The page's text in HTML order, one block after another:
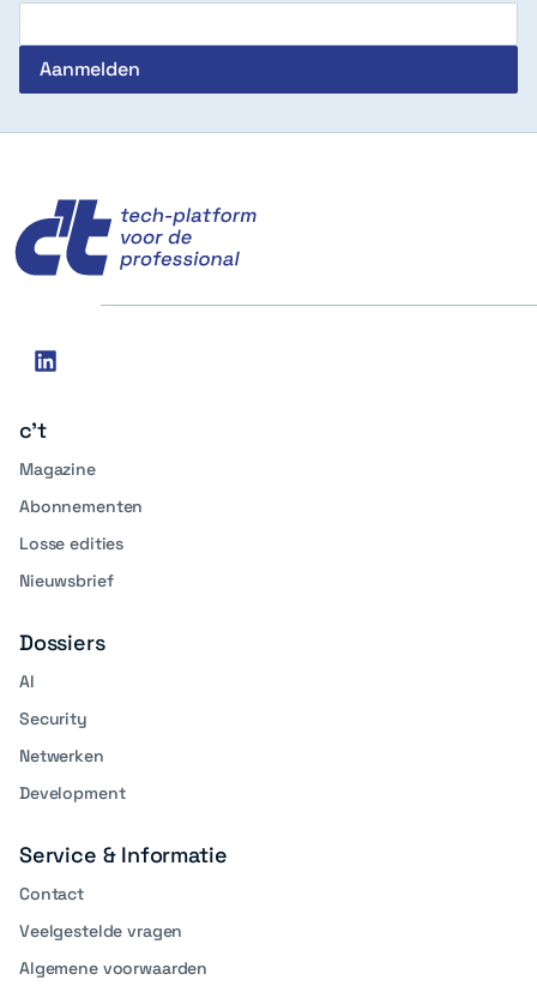
Social
linkedin
c't
Magazine
Abonnementen
Losse edities
Nieuwsbrief
Dossiers
AI
Security
Netwerken
Development
Service & Informatie
Contact
Veelgestelde vragen
Algemene voorwaarden